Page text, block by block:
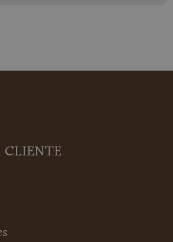
CLIENTE